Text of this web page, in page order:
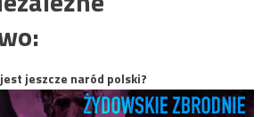
jest jeszcze naród polski?